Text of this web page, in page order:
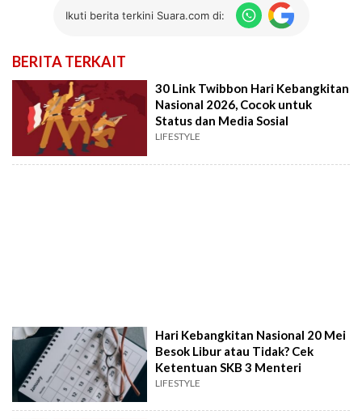
Ikuti berita terkini Suara.com di:
BERITA TERKAIT
30 Link Twibbon Hari Kebangkitan
Nasional 2026, Cocok untuk
Status dan Media Sosial
LIFESTYLE
Hari Kebangkitan Nasional 20 Mei
Besok Libur atau Tidak? Cek
Ketentuan SKB 3 Menteri
LIFESTYLE